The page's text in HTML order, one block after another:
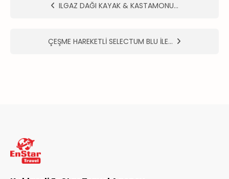
ILGAZ DAĞI KAYAK & KASTAMONU…
ÇEŞME HAREKETLİ SELECTUM BLU İLE…